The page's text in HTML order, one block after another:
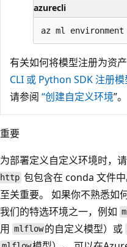
azurecli
有关如何将模型注册为资
CLI 或 Python SDK 注册模
请参阅 “创建自定义环境”。
重要
为部署定义自定义环境时，
http 包包含在 conda 文件
至关重要。 如果你不熟悉如
我们的特选环境之一，例如
用 mlflow 的自定义模型）或